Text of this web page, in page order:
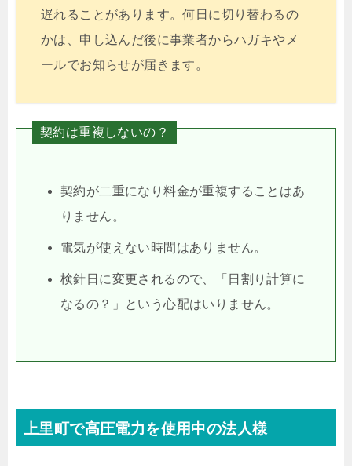
遅れることがあります。何日に切り替わるの
かは、申し込んだ後に事業者からハガキやメ
ールでお知らせが届きます。
契約は重複しないの？
契約が二重になり料金が重複することはあ
りません。
電気が使えない時間はありません。
検針日に変更されるので、「日割り計算に
なるの？」という心配はいりません。
上里町で高圧電力を使用中の法人様